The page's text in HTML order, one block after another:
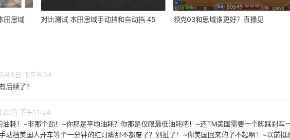
田思域 对比测试 本田思域手动挡和自动挡 45 领克03和思域谁更好？直播见
月8日 下午6:04
后续了？
20日 下午11:34
耗！~非那个劲！~你那是平均油耗？你那是仅限最低油耗吧！~还TM美国需要一个脚踩刹车
动挡美国人开车等个一分钟的红灯脚那不都废了？别扯了！~你美国回来的了不起啊！~以前挺